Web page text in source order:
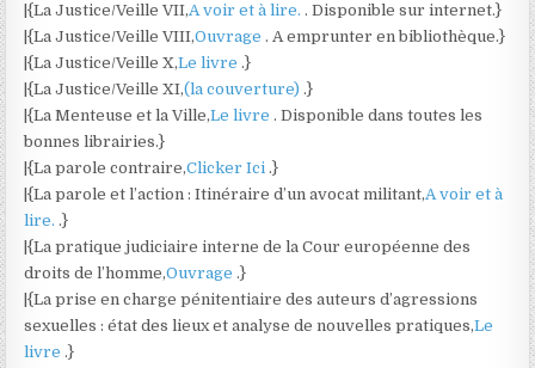
|{La Justice/Veille VII,A voir et à lire.. Disponible sur internet.}
|{La Justice/Veille VIII,Ouvrage. A emprunter en bibliothèque.}
|{La Justice/Veille X,Le livre.}
|{La Justice/Veille XI,(la couverture).}
|{La Menteuse et la Ville,Le livre. Disponible dans toutes les
bonnes librairies.}
|{La parole contraire,Clicker Ici.}
|{La parole et l’action : Itinéraire d’un avocat militant,A voir et à
lire..}
|{La pratique judiciaire interne de la Cour européenne des
droits de l’homme,Ouvrage.}
|{La prise en charge pénitentiaire des auteurs d’agressions
sexuelles : état des lieux et analyse de nouvelles pratiques,Le
livre.}